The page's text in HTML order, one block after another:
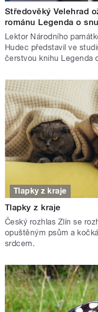
Středověký Velehrad
románu Legenda o
Lektor Národního
Hudec představil ve
čerstvou knihu Legenda
Tlapky z kraje
Tlapky z kraje
Český rozhlas Zlín se
opuštěným psům a
srdcem.